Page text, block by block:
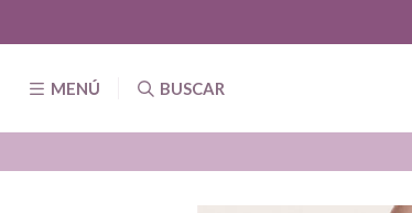
MENÚ BUSCAR